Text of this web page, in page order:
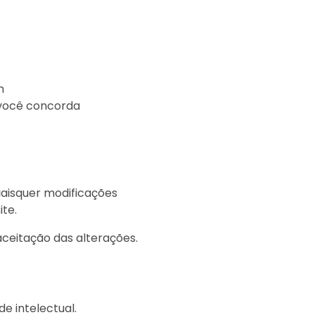
concorda
modificações
das alterações.
intelectual.